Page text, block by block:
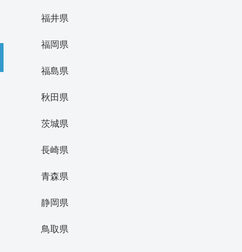
福井県
福岡県
福島県
秋田県
茨城県
長崎県
青森県
静岡県
鳥取県